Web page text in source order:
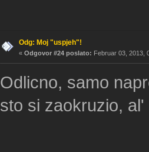
Odg: Moj "uspjeh"!
« Odgovor #24 poslato: Februar 03, 2013,
Odlicno, samo
sto si zaokruzio,